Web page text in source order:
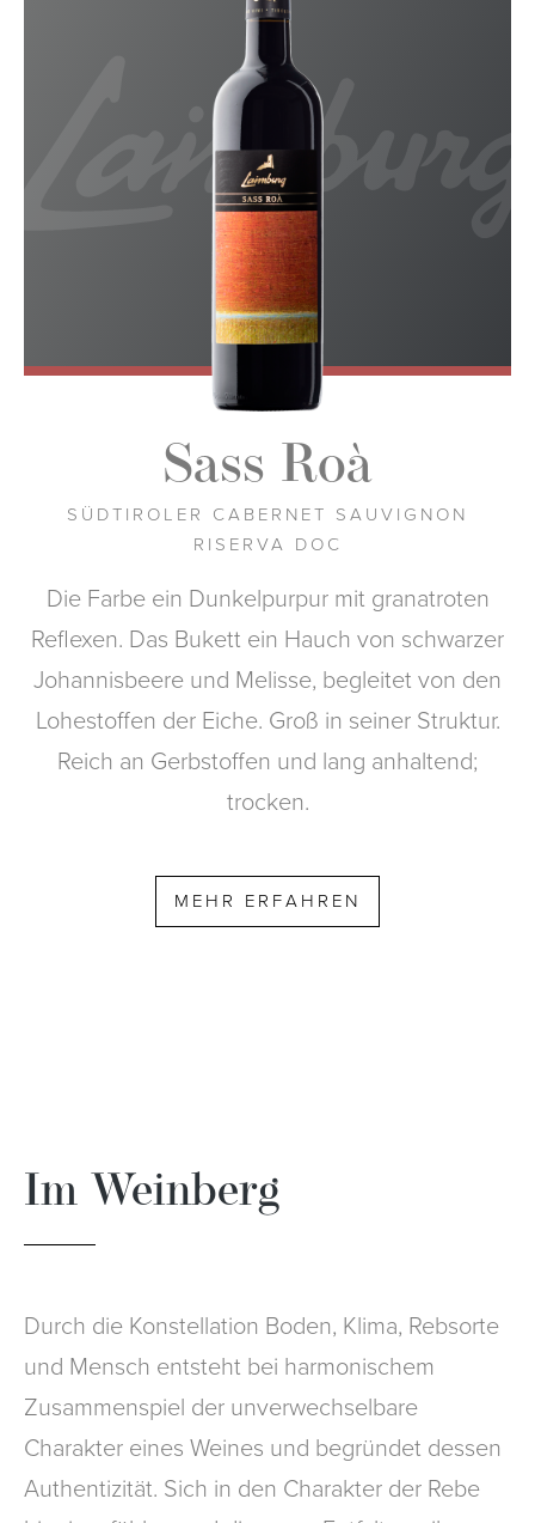
Sass Roà
SÜDTIROLER CABERNET SAUVIGNON
RISERVA DOC
Die Farbe ein Dunkelpurpur mit granatroten
Reflexen. Das Bukett ein Hauch von schwarzer
Johannisbeere und Melisse, begleitet von den
Lohestoffen der Eiche. Groß in seiner Struktur.
Reich an Gerbstoffen und lang anhaltend;
trocken.
MEHR ERFAHREN
Im Weinberg
Durch die Konstellation Boden, Klima, Rebsorte
und Mensch entsteht bei harmonischem
Zusammenspiel der unverwechselbare
Charakter eines Weines und begründet dessen
Authentizität. Sich in den Charakter der Rebe